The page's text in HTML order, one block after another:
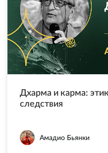
Дхарма и карма:
следствия
Амадио Бьянки